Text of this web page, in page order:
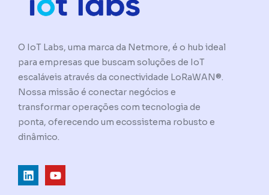
O IoT Labs, uma marca da Netmore, é o hub ideal
para empresas que buscam soluções de IoT
escaláveis através da conectividade LoRaWAN®.
Nossa missão é conectar negócios e
transformar operações com tecnologia de
ponta, oferecendo um ecossistema robusto e
dinâmico.
L
i
Y
o